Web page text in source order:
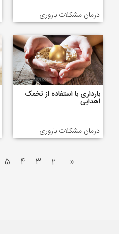
درمان مشکلات باروری
بارداری با استفاده از تخمک
اهدایی
درمان مشکلات باروری
«
2
3
4
5